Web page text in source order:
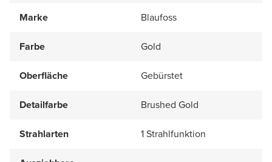
Marke Blaufoss
Farbe Gold
Oberfläche Gebürstet
Detailfarbe Brushed Gold
Strahlarten 1 Strahlfunktion